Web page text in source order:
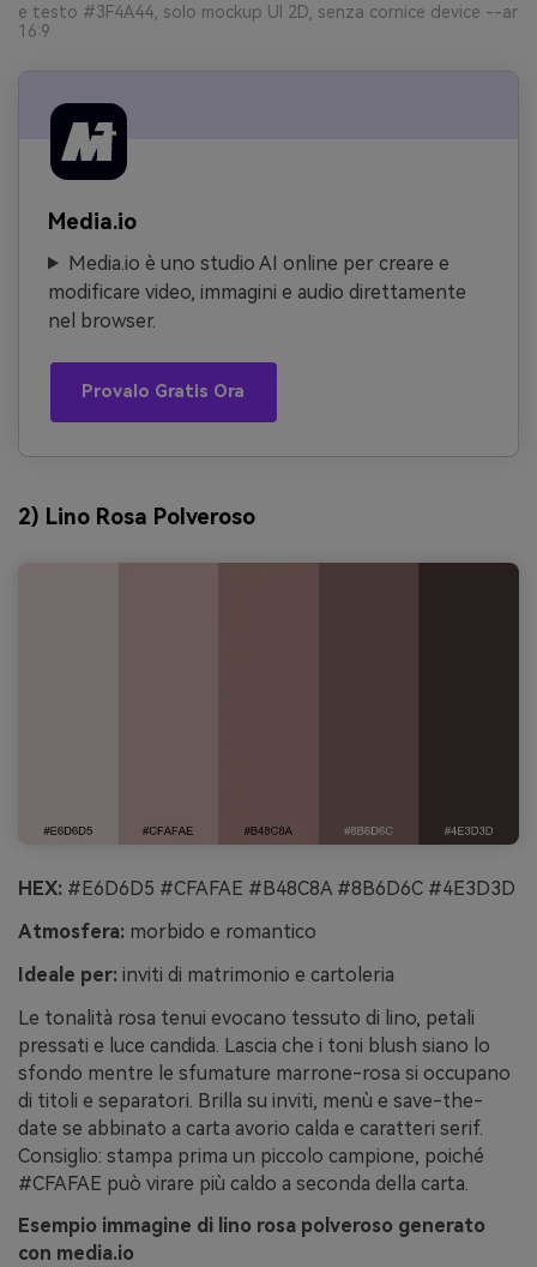
e testo #3F4A44, solo mockup UI 2D, senza cornice device --ar
16:9
Media.io
Media.io è uno studio AI online per creare e
modificare video, immagini e audio direttamente
nel browser.
Provalo Gratis Ora
2) Lino Rosa Polveroso
HEX: #E6D6D5 #CFAFAE #B48C8A #8B6D6C #4E3D3D
Atmosfera: morbido e romantico
Ideale per: inviti di matrimonio e cartoleria
Le tonalità rosa tenui evocano tessuto di lino, petali
pressati e luce candida. Lascia che i toni blush siano lo
sfondo mentre le sfumature marrone-rosa si occupano
di titoli e separatori. Brilla su inviti, menù e save-the-
date se abbinato a carta avorio calda e caratteri serif.
Consiglio: stampa prima un piccolo campione, poiché
#CFAFAE può virare più caldo a seconda della carta.
Esempio immagine di lino rosa polveroso generato
con media.io